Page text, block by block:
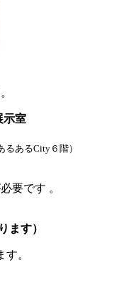
示室
るあるCity６階）
です 。
ます）
。